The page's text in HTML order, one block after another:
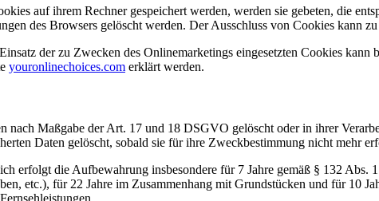
auf ihrem Rechner gespeichert werden, werden sie gebeten, die
des Browsers gelöscht werden. Der Ausschluss von Cookies kann
der zu Zwecken des Onlinemarketings eingesetzten Cookies
youronlinechoices.com erklärt werden.
nach Maßgabe der Art. 17 und 18 DSGVO gelöscht oder in ihrer
Daten gelöscht, sobald sie für ihre Zweckbestimmung nicht mehr
erfolgt die Aufbewahrung insbesondere für 7 Jahre gemäß § 132
etc.), für 22 Jahre im Zusammenhang mit Grundstücken und für 10